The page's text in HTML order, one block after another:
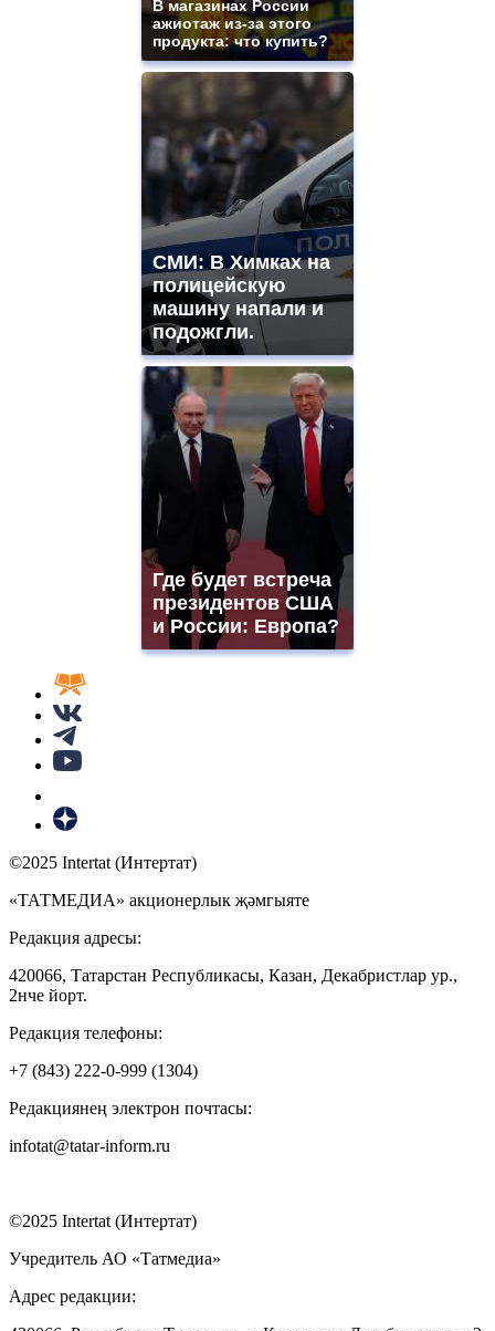
В магазинах России
ажиотаж из-за этого
продукта: что купить?
СМИ: В Химках на
полицейскую
машину напали и
подожгли.
Где будет встреча
президентов США
и России: Европа?
©2025 Intertat (Интертат)
«ТАТМЕДИА» акционерлык җәмгыяте
Редакция адресы:
420066, Татарстан Республикасы, Казан, Декабристлар ур.,
2нче йорт.
Редакция телефоны:
+7 (843) 222-0-999 (1304)
Редакциянең электрон почтасы:
infotat@tatar-inform.ru
©2025 Intertat (Интертат)
Учредитель АО «Татмедиа»
Адрес редакции: